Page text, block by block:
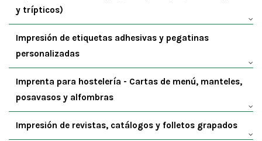
y trípticos)
Impresión de etiquetas adhesivas y pegatinas
personalizadas
Imprenta para hostelería - Cartas de menú, manteles,
posavasos y alfombras
Impresión de revistas, catálogos y folletos grapados